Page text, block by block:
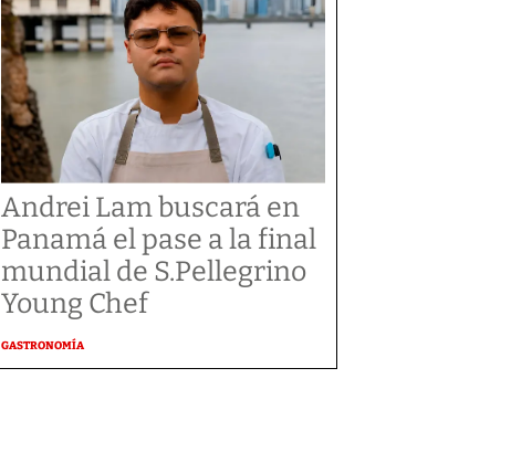
Andrei Lam buscará en
Panamá el pase a la final
mundial de S.Pellegrino
Young Chef
GASTRONOMÍA